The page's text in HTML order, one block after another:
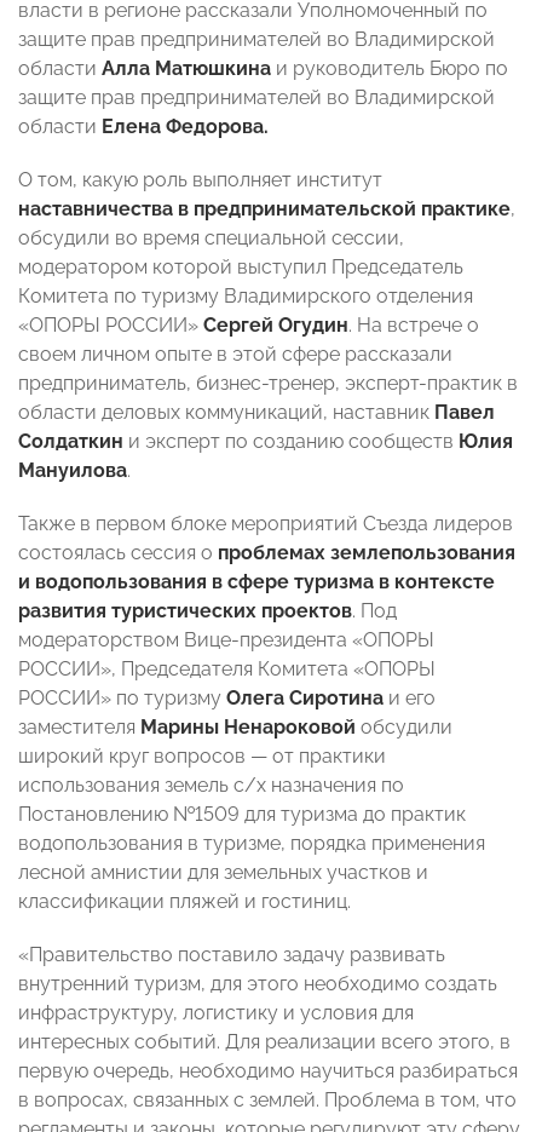
власти в регионе рассказали Уполномоченный по
защите прав предпринимателей во Владимирской
области Алла Матюшкина и руководитель Бюро по
защите прав предпринимателей во Владимирской
области Елена Федорова.
О том, какую роль выполняет институт
наставничества в предпринимательской практике,
обсудили во время специальной сессии,
модератором которой выступил Председатель
Комитета по туризму Владимирского отделения
«ОПОРЫ РОССИИ» Сергей Огудин. На встрече о
своем личном опыте в этой сфере рассказали
предприниматель, бизнес-тренер, эксперт-практик в
области деловых коммуникаций, наставник Павел
Солдаткин и эксперт по созданию сообществ Юлия
Мануилова.
Также в первом блоке мероприятий Съезда лидеров
состоялась сессия о проблемах землепользования
и водопользования в сфере туризма в контексте
развития туристических проектов. Под
модераторством Вице-президента «ОПОРЫ
РОССИИ», Председателя Комитета «ОПОРЫ
РОССИИ» по туризму Олега Сиротина и его
заместителя Марины Ненароковой обсудили
широкий круг вопросов — от практики
использования земель с/х назначения по
Постановлению №1509 для туризма до практик
водопользования в туризме, порядка применения
лесной амнистии для земельных участков и
классификации пляжей и гостиниц.
«Правительство поставило задачу развивать
внутренний туризм, для этого необходимо создать
инфраструктуру, логистику и условия для
интересных событий. Для реализации всего этого, в
первую очередь, необходимо научиться разбираться
в вопросах, связанных с землей. Проблема в том, что